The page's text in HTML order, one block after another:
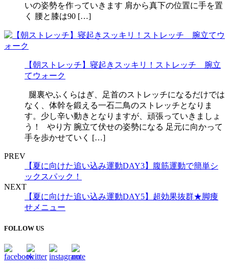
いの姿勢を作っていきます 肩から真下の位置に手を置
く 腰と膝は90 […]
【朝ストレッチ】寝起きスッキリ！ストレッチ 腕立
てウォーク
腿裏やふくらはぎ、足首のストレッチになるだけでは
なく、体幹を鍛える一石二鳥のストレッチとなりま
す。少し辛い動きとなりますが、頑張っていきましょ
う！ やり方 腕立て伏せの姿勢になる 足元に向かって
手を歩かせていく […]
PREV
【夏に向けた追い込み運動DAY3】腹筋運動で簡単シ
ックスパック！
NEXT
【夏に向けた追い込み運動DAY5】超効果抜群★脚痩
せメニュー
FOLLOW US